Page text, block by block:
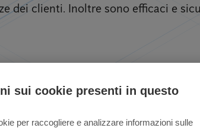
dei clienti. Inoltre sono efficaci e
​​e aziende
sui cookie presenti in questo
per raccogliere e analizzare informazioni sulle